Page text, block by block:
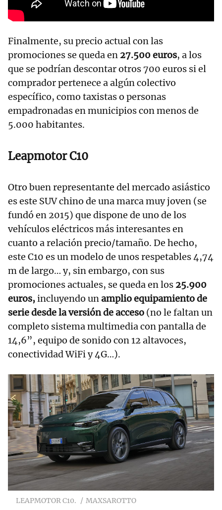
Finalmente, su precio actual con las
promociones se queda en 27.500 euros, a los
que se podrían descontar otros 700 euros si el
comprador pertenece a algún colectivo
específico, como taxistas o personas
empadronadas en municipios con menos de
5.000 habitantes.
Leapmotor C10
Otro buen representante del mercado asiástico
es este SUV chino de una marca muy joven (se
fundó en 2015) que dispone de uno de los
vehículos eléctricos más interesantes en
cuanto a relación precio/tamaño. De hecho,
este C10 es un modelo de unos respetables 4,74
m de largo… y, sin embargo, con sus
promociones actuales, se queda en los 25.900
euros,incluyendo unamplio equipamiento de
serie desde la versión de acceso (no le faltan un
completo sistema multimedia con pantalla de
14,6”, equipo de sonido con 12 altavoces,
conectividad WiFi y 4G…).
LEAPMOTOR C10. MAXSAROTTO